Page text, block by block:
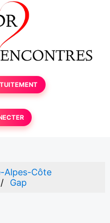
Alpes-Côte
Gap